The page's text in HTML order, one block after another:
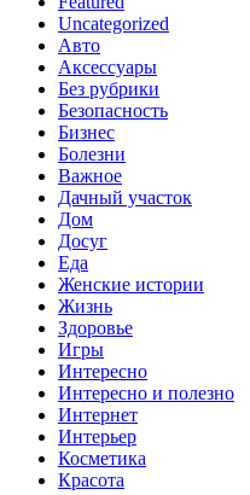
Uncategorized
Авто
Аксессуары
Без рубрики
Безопасность
Бизнес
Болезни
Важное
Дачный участок
Дом
Досуг
Еда
Женские истории
Жизнь
Здоровье
Игры
Интересно
Интересно и полезно
Интернет
Интерьер
Косметика
Красота